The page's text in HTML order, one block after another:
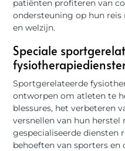
patiënten profiteren van
ondersteuning op hun reis
en welzijn.
Speciale
Sportgerelateerde
ontworpen om atleten te
blessures, het verbeteren
versnellen van hun herstel
gespecialiseerde diensten
behoeften van sporters en